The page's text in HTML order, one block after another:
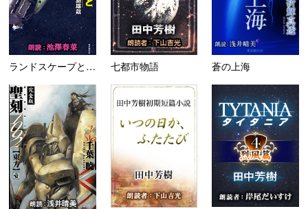
ランドスケープと夏の定理 七都市物語 蒼の上海